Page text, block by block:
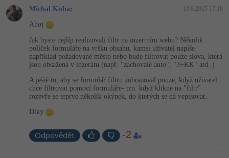
UML a návrhové vzory
React
Spring
ASP.NET MVC
Django
Best practices
HTML / CSS
UML a návrhové vzory
MySQL/MariaDB
MS-SQL
SQLite
Webdesigner
Tester
Systémový administrátor
Grafik / UX/UI návrhář
Projektový manažer
C++ -80%
Kotlin -80%
C -80%
VB.NET
SQL
SEO -30%
UX
Business
Kryptoměny -25%
Copywriting
MS Office -80%
Adobe XD
Adobe InDesign
Adobe After Effects
Blender -80%
Inkscape
Fotografování -80%
Michal Kuba: 19.6.2015 17:18
Ahoj
Jak byste nejlíp realizovali filtr na inzertním webu? Několik
políček formuláře na vršku obsahu, kamsi uživatel napíše
například požadované město nebo bude filtrovat pouze slova, která
jsou obsažena v inzerátu (např. "zachovalé auto", "3+KK" atd..)
A ještě to, aby se formulář filtru zobrazoval pouze, když uživatel
chce filtrovat pomocí formuláře- tzn. když klikne na "filtr"
rozevře se teprve několik okýnek, do kterých se dá vepisovat..
Díky
Odpovědět -2